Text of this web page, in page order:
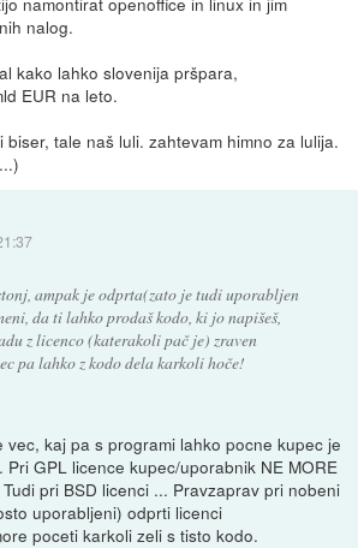
nalog.
kako lahko slovenija pršpara,
EUR na leto.
tale naš luli. zahtevam himno za lulija.
ampak je odprta(zato je tudi uporabljen
da ti lahko prodaš kodo, ki jo napišeš,
z licenco (katerakoli pač je) zraven
pa lahko z kodo dela karkoli hoče!
vec, kaj pa s programi lahko pocne kupec je
GPL licence kupec/uporabnik NE MORE
pri BSD licenci ... Pravzaprav pri nobeni
uporabljeni) odprti licenci
poceti karkoli zeli s tisto kodo.